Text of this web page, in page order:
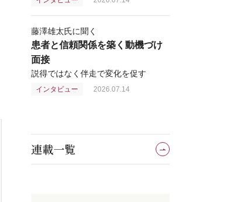
藤澤雄太氏に聞く
患者と信頼関係を築く動機づけ
面接
説得ではなく伴走で変化を促す
インタビュー 2026.07.14
連載一覧